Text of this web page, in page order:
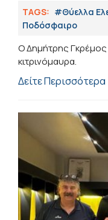
TAGS: #Θύελλα
Ποδόσφαιρο
Ο Δημήτρης Γκρέμος
κιτρινόμαυρα.
Δείτε